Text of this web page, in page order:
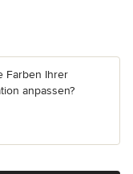
Farben Ihrer
anpassen?